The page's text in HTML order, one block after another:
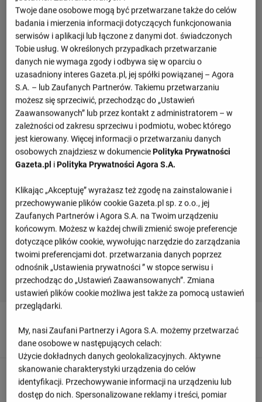
Nathan Mendes otrzymuje żółtą kartkę
G O O O L - Talles Magno trafia do celu!
Twoje dane osobowe mogą być przetwarzane także do celów
badania i mierzenia informacji dotyczących funkcjonowania
serwisów i aplikacji lub łączone z danymi dot. świadczonych
Tobie usług. W określonych przypadkach przetwarzanie
danych nie wymaga zgody i odbywa się w oparciu o
uzasadniony interes Gazeta.pl, jej spółki powiązanej – Agora
S.A. – lub Zaufanych Partnerów. Takiemu przetwarzaniu
możesz się sprzeciwić, przechodząc do „Ustawień
Zaawansowanych” lub przez kontakt z administratorem – w
zależności od zakresu sprzeciwu i podmiotu, wobec którego
jest kierowany. Więcej informacji o przetwarzaniu danych
osobowych znajdziesz w dokumencie Polityka Prywatności
Gazeta.pl i Polityka Prywatności Agora S.A.
Klikając „Akceptuję” wyrażasz też zgodę na zainstalowanie i
przechowywanie plików cookie Gazeta.pl sp. z o.o., jej
Zaufanych Partnerów i Agora S.A. na Twoim urządzeniu
końcowym. Możesz w każdej chwili zmienić swoje preferencje
dotyczące plików cookie, wywołując narzędzie do zarządzania
twoimi preferencjami dot. przetwarzania danych poprzez
odnośnik „Ustawienia prywatności ” w stopce serwisu i
przechodząc do „Ustawień Zaawansowanych”. Zmiana
ustawień plików cookie możliwa jest także za pomocą ustawień
przeglądarki.
My, nasi Zaufani Partnerzy i Agora S.A. możemy przetwarzać
dane osobowe w następujących celach:
Użycie dokładnych danych geolokalizacyjnych. Aktywne
skanowanie charakterystyki urządzenia do celów
identyfikacji. Przechowywanie informacji na urządzeniu lub
dostęp do nich. Spersonalizowane reklamy i treści, pomiar